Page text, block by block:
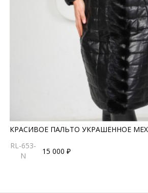
КРАСИВОЕ ПАЛЬТО УКРАШЕННОЕ
RL-653-
N
15 000 ₽